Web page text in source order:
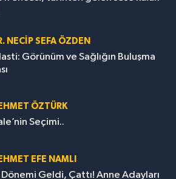
NECIP SEFA ÖZDEN
Görünüm ve Sağlığın Buluşma
ÖZTÜRK
Seçimi..
EFE NAMLI
Dönemi Geldi, Çattı! Anne Adayları